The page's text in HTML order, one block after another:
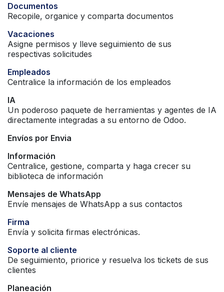
Documentos
Recopile, organice y comparta documentos
Vacaciones
Asigne permisos y lleve seguimiento de sus
respectivas solicitudes
Empleados
Centralice la información de los empleados
IA
Un poderoso paquete de herramientas y agentes de IA
directamente integradas a su entorno de Odoo.
Envíos por Envia
Información
Centralice, gestione, comparta y haga crecer su
biblioteca de información
Mensajes de WhatsApp
Envíe mensajes de WhatsApp a sus contactos
Firma
Envía y solicita firmas electrónicas.
Soporte al cliente
De seguimiento, priorice y resuelva los tickets de sus
clientes
Planeación